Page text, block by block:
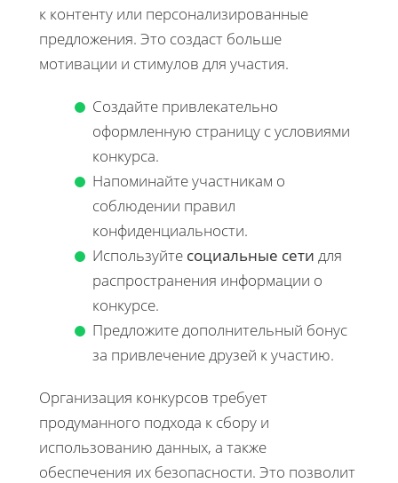
к контенту или персонализированные
предложения. Это создаст больше
мотивации и стимулов для участия.
Создайте привлекательно
оформленную страницу с условиями
конкурса.
Напоминайте участникам о
соблюдении правил
конфиденциальности.
Используйте социальные сети для
распространения информации о
конкурсе.
Предложите дополнительный бонус
за привлечение друзей к участию.
Организация конкурсов требует
продуманного подхода к сбору и
использованию данных, а также
обеспечения их безопасности. Это позволит